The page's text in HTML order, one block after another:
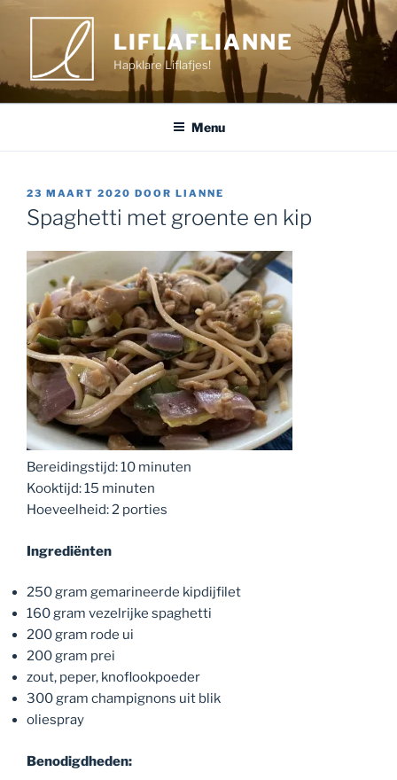
inhoud
LIFLAFLIANNE
Hapklare Liflafjes!
Menu
GEPLAATST
OP
23 MAART 2020 DOOR LIANNE
Spaghetti met groente en kip
Bereidingstijd: 10 minuten
Kooktijd: 15 minuten
Hoeveelheid: 2 porties
Ingrediënten
250 gram gemarineerde kipdijfilet
160 gram vezelrijke spaghetti
200 gram rode ui
200 gram prei
zout, peper, knoflookpoeder
300 gram champignons uit blik
oliespray
Benodigdheden: